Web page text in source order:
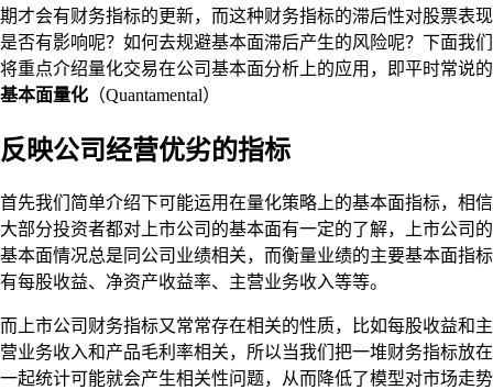
期才会有财务指标的更新，而这种财务指标的滞后性对股票表现
是否有影响呢？如何去规避基本面滞后产生的风险呢？下面我们
将重点介绍量化交易在公司基本面分析上的应用，即平时常说的
基本面量化 （Quantamental）
反映公司经营优劣的指标
首先我们简单介绍下可能运用在量化策略上的基本面指标，相信
大部分投资者都对上市公司的基本面有一定的了解，上市公司的
基本面情况总是同公司业绩相关，而衡量业绩的主要基本面指标
有每股收益、净资产收益率、主营业务收入等等。
而上市公司财务指标又常常存在相关的性质，比如每股收益和主
营业务收入和产品毛利率相关，所以当我们把一堆财务指标放在
一起统计可能就会产生相关性问题，从而降低了模型对市场走势